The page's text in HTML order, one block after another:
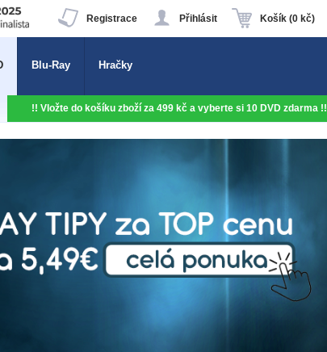
Košík (0 kč)
Přihlásit
Registrace
Blu-Ray Hračky
!! Vložte do košíku zboží za 499 kč a vyberte si 10 DVD zdarma !!